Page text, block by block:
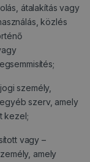
átalakítás vagy
közlés
személy,
szerv, amely
kezel;
vagy –
amely